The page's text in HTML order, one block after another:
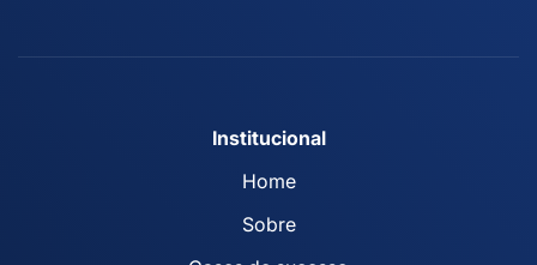
Institucional
Home
Sobre